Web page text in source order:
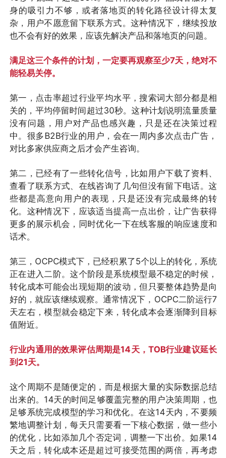
身的吸引力不够，或者落地页的转化路径设计得太复
杂，用户不愿意留下联系方式。这种情况下，继续投放
也不会有好的效果，应该先解决产品和落地页的问题。
满足这三个条件的计划，一定要再观察至少7天，绝对不
能轻易关停。
第一，点击率超过行业平均水平，搜索词大部分都是相
关的，平均停留时间超过30秒。这种计划说明流量质量
没有问题，用户对产品也感兴趣，只是还在决策过程
中。很多B2B行业的用户，会在一周内多次点击广告，
对比多家供应商之后才会产生咨询。
第二，已经有了一些转化信号，比如用户下载了资料、
查看了联系方式、在线咨询了几句但没有留下电话。这
些都是高意向用户的表现，只是还没有完成最终的转
化。这种情况下，应该适当提高一点出价，让广告获得
更多的展示机会，同时优化一下在线客服的响应速度和
话术。
第三，OCPC模式下，已经积累了5个以上的转化，系统
正在进入二阶。这个阶段是系统模型最不稳定的时候，
转化成本可能会出现短期的波动，但只要整体趋势是向
好的，就应该继续观察。通常情况下，OCPC二阶运行7
天左右，模型就会稳定下来，转化成本会逐渐降到目标
值附近。
行业内通用的效果评估周期是14天，TOB行业建议延长
到21天。
这个周期不是随便定的，而是根据大量的实际数据总结
出来的。14天的时间足够覆盖完整的用户决策周期，也
足够系统完成模型的学习和优化。在这14天内，不要频
繁地调整计划，每天只需要看一下核心数据，做一些小
的优化，比如添加几个否定词，调整一下出价。如果14
天之后，转化成本还是超过可接受范围的两倍，再考虑